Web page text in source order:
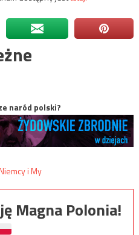
naród polski?
Magna Polonia!